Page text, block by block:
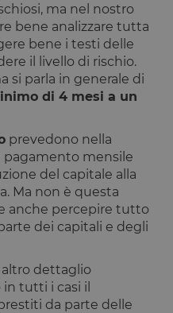
ma nel nostro
bene analizzare tutta
bene i testi delle
il livello di rischio.
si parla in generale di
di 4 mesi a un
prevedono nella
pagamento mensile
del capitale alla
Ma non è questa
anche percepire tutto
dei capitali e degli
dettaglio
tutti i casi il
da parte delle